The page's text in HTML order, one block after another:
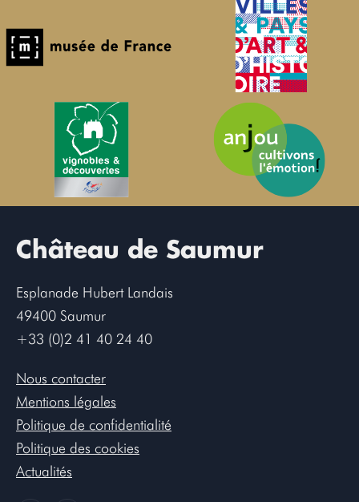
Château de Saumur
Esplanade Hubert Landais
49400 Saumur
+33 (0)2 41 40 24 40
Nous contacter
Mentions légales
Politique de confidentialité
Politique des cookies
Actualités